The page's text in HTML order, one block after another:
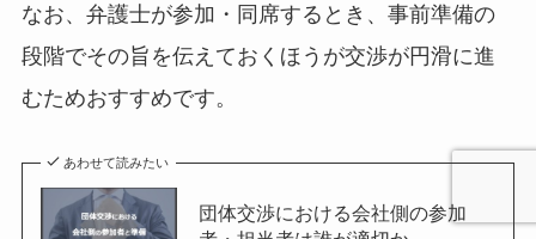
なお、弁護士が参加・同席するとき、事前準備の
段階でその旨を伝えておくほうが交渉が円滑に進
むためおすすめです。
あわせて読みたい
団体交渉における会社側の参加